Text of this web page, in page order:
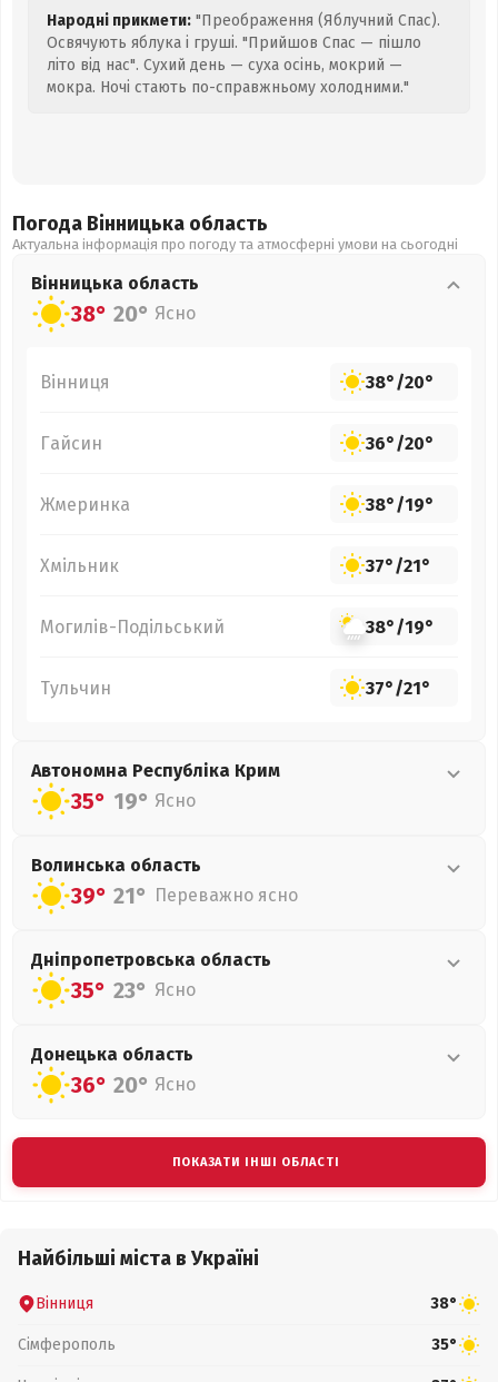
Народні прикмети: "Преображення (Яблучний Спас).
Освячують яблука і груші. "Прийшов Спас — пішло
літо від нас". Сухий день — суха осінь, мокрий —
мокра. Ночі стають по-справжньому холодними."
Погода Вінницька область
Актуальна інформація про погоду та атмосферні умови на сьогодні
Вінницька область
38° 20° Ясно
Вінниця 38°/20°
Гайсин 36°/20°
Жмеринка 38°/19°
Хмільник 37°/21°
Могилів-Подільський 38°/19°
Тульчин 37°/21°
Автономна Республіка Крим
35° 19° Ясно
Волинська область
39° 21° Переважно ясно
Дніпропетровська область
35° 23° Ясно
Донецька область
36° 20° Ясно
ПОКАЗАТИ ІНШІ ОБЛАСТІ
Найбільші міста в Україні
Вінниця 38°
Сімферополь 35°